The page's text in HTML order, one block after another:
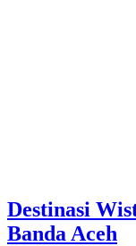
Destinasi
Banda Aceh